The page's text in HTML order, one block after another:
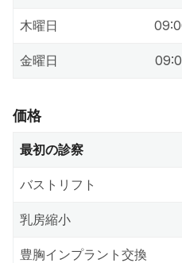
木曜日
金曜日
価格
最初の診察
バストリフト
乳房縮小
豊胸インプラント交換